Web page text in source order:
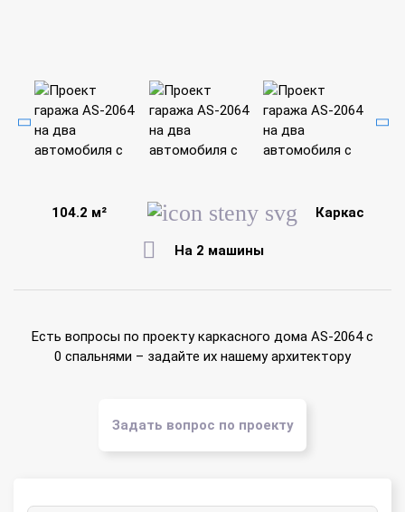
104.2 м² Каркас
На 2 машины
Есть вопросы по проекту каркасного дома AS-2064 с
0 спальнями – задайте их нашему архитектору
Задать вопрос по проекту